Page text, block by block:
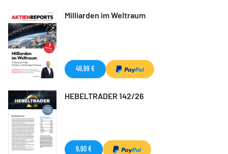
Milliarden im Weltraum
49,99 €
HEBELTRADER 142/26
9,90 €